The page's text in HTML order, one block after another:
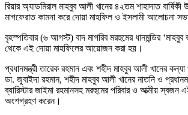
রিয়ার অ্যাডমিরাল মাহবুব আলী খানের ৪২তম শাহাদাত বার্ষিকী
মাগফেরাত কামনা করে দোয়া মাহফিল ও ইসলামী আলোচনা
বৃহস্পতিবার (৬ আগস্ট) বাদ মাগরিব মরহুমের ধানমন্ডির ‘মাহবুব
থেকে এই দোয়া মাহফিলের আয়োজন করা হয়।
প্রধানমন্ত্রী তারেক রহমান এবং শহীদ মাহবুব আলী খানের কন্যা
ডা. জুবাইদা রহমান, শহীদ মাহবুব আলী খানের নাতনি ও
ব্যারিস্টার জাইমা রহমানসহ মরহুমের পরিবার ও আত্মীয় স্বজন
অংশগ্রহণ করেন।